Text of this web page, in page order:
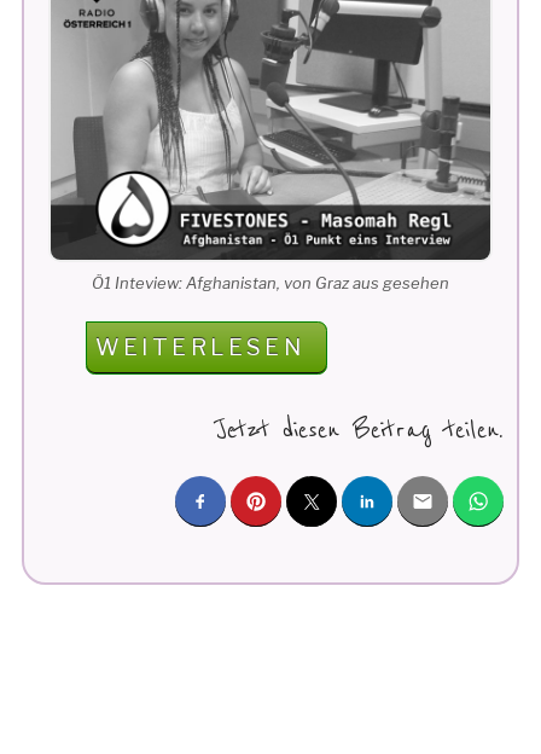
Ö1 Inteview: Afghanistan, von Graz aus gesehen
„Ö1
INTERVIEW:
AFGHANISTAN,
WEITERLESEN
Jetzt diesen Beitrag teilen.